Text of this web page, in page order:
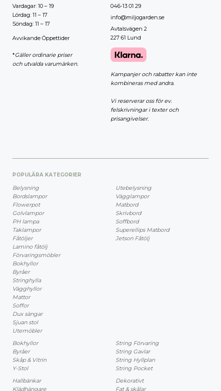
Vardagar: 10 – 19
Lördag: 11 – 17
Söndag: 11 – 17
Avvikande Öppettider
*Gäller ordinarie priser
och utvalda varumärken.
046-13 01 29
info@miljogarden.se
Avtalsvägen 2
227 61 Lund
Kampanjer och rabatter kan inte
kombineras med andra.
Vi reserverar oss för ev.
felskrivningar i texter och
prisangivelser.
POPULÄRA KATEGORIER
Belysning
Bordslampor
Flowerpot
Golvlampor
PH lampa
Taklampor
Fåtöljer
Lamino fåtölj
Förvaringsmöbler
Bokhyllor
Byråer
Stringhylla
Vägghyllor
Mattor
Soffor
Dux sängar
Sjuan stol
Utemöbler
Utebelysning
Vägglampor
Matbord
Skrivbord
Soffbord
Superellips Matbord
Jetson Fåtölj
Bokhyllor
Byråer
Skåp & Vitrin
Y-Stol
String Förvaring
String Gavlar
String Hyllplan
String Pocket
Hallbänkar
Klädhängare
Dekorativt
Fat & skålar